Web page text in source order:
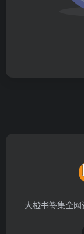
大橙书签集全网